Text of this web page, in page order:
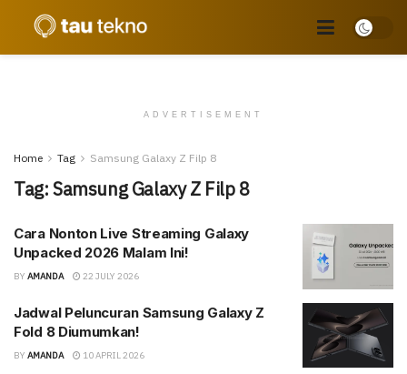
ADVERTISEMENT
Home Tag Samsung Galaxy Z Filp 8
Tag:Samsung Galaxy Z Filp 8
Cara Nonton Live Streaming Galaxy
Unpacked 2026 Malam Ini!
BY AMANDA 22 JULY 2026
Jadwal Peluncuran Samsung Galaxy Z
Fold 8 Diumumkan!
BY AMANDA 10 APRIL 2026